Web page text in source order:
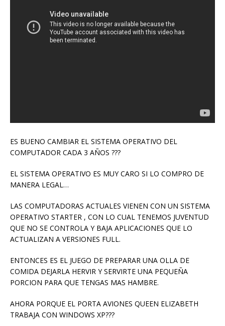
ES BUENO CAMBIAR EL SISTEMA OPERATIVO DEL
COMPUTADOR CADA 3 AÑOS ???
EL SISTEMA OPERATIVO ES MUY CARO SI LO COMPRO DE
MANERA LEGAL…
LAS COMPUTADORAS ACTUALES VIENEN CON UN SISTEMA
OPERATIVO STARTER , CON LO CUAL TENEMOS JUVENTUD
QUE NO SE CONTROLA Y BAJA APLICACIONES QUE LO
ACTUALIZAN A VERSIONES FULL.
ENTONCES ES EL JUEGO DE PREPARAR UNA OLLA DE
COMIDA DEJARLA HERVIR Y SERVIRTE UNA PEQUEÑA
PORCION PARA QUE TENGAS MAS HAMBRE.
AHORA PORQUE EL PORTA AVIONES QUEEN ELIZABETH
TRABAJA CON WINDOWS XP???